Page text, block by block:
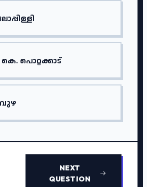
പൊറ്റക്കാട്
NEXT
QUESTION